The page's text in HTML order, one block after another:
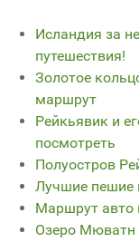
Исландия за
путешествия!
Золотое
маршрут
Рейкьявик и
посмотреть
Полуостров
Лучшие пешие
Маршрут авто
Озеро Мюватн